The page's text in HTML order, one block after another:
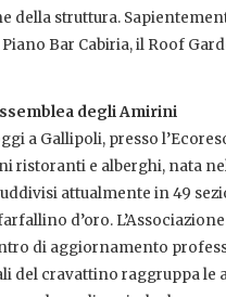
della struttura.
Bar Cabiria, il Roof
degli Amirini
a Gallipoli, presso
ristoranti e alberghi, nata
attualmente in 49
d’oro.
di aggiornamento
del cravattino raggruppa le